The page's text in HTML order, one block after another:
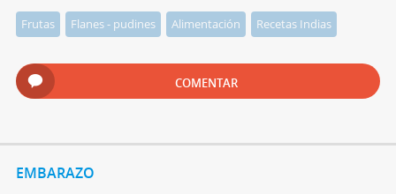
Frutas Flanes - pudines Alimentación Recetas Indias
COMENTAR
EMBARAZO